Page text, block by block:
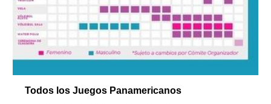
Todos los Juegos Panamericanos